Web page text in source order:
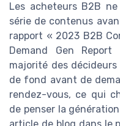
Les acheteurs B2B
série de contenus
rapport « 2023 B2B
Demand Gen
majorité des
de fond avant de
rendez-vous, ce qui
de penser la